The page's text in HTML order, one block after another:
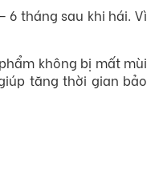
tháng sau khi hái. Vì
không bị mất mùi
tăng thời gian bảo